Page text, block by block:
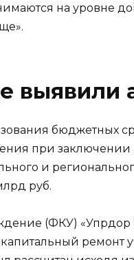
на уровне
выявили
бюджетных
при заключении
и
руб.
(ФКУ)
ремонт